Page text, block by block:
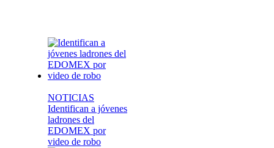
NOTICIAS
Identifican a jóvenes
ladrones del
EDOMEX por
video de robo